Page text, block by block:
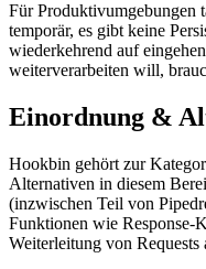
Für Produktivumgebungen
temporär, es gibt keine
wiederkehrend auf
weiterverarbeiten will,
Einordnung &
Hookbin gehört zur
Alternativen in diesem
(inzwischen Teil von
Funktionen wie
Weiterleitung von Requests